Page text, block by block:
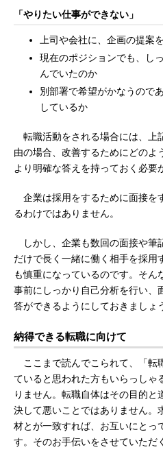
「やりたい仕事ができない」
上司や会社に、企画の提案
現在のポジションでも、し
んでいたのか
別部署で希望がかなうので
しているか
転職活動をされる場合には、上
由の場合、改善するためにどのよ
より明確な答えを持っておく必要
企業は採用をするために面接を
るわけではありません。
しかし、企業も数回の面接や筆
だけで長く一緒に働く相手を採用
も慎重になっているのです。そん
事前にしっかり自己分析を行い、
答ができるようにしておきましょ
納得できる転職に向けて
ここまで読んでこられて、「転
ていると思われた方もいらっしゃ
りません。転職自体はその目的と
決して悪いことではありません。
材とが一致すれば、お互いにとっ
す。そのお手伝いをさせていただ